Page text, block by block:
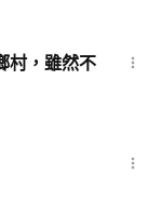
村，雖然不